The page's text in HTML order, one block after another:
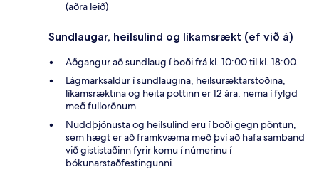
(aðra leið)
Sundlaugar, heilsulind og líkamsrækt (ef við á)
Aðgangur að sundlaug í boði frá kl. 10:00 til kl. 18:00.
Lágmarksaldur í sundlaugina, heilsuræktarstöðina,
líkamsræktina og heita pottinn er 12 ára, nema í fylgd
með fullorðnum.
Nuddþjónusta og heilsulind eru í boði gegn pöntun,
sem hægt er að framkvæma með því að hafa samband
við gististaðinn fyrir komu í númerinu í
bókunarstaðfestingunni.